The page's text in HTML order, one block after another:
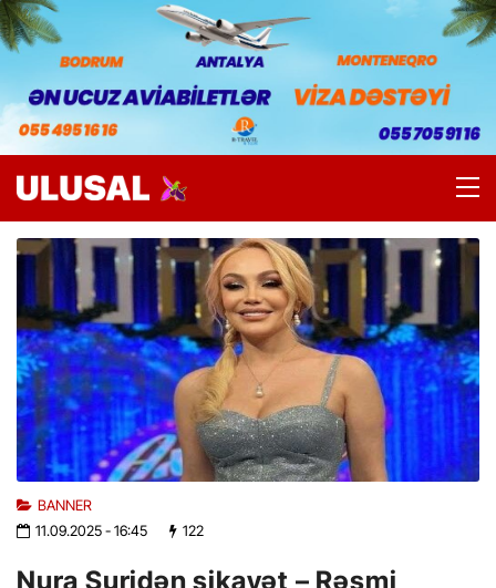
BANNER
11.09.2025- 16:45 122
Nura Suridən şikayət – Rəsmi